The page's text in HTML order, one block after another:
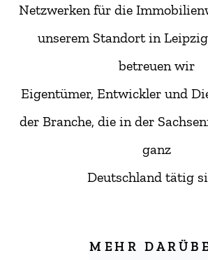
Netzwerken für die
unserem Standort in
betreuen wir
Eigentümer, Entwickler und
der Branche, die in der
ganz
Deutschland tätig
MEHR